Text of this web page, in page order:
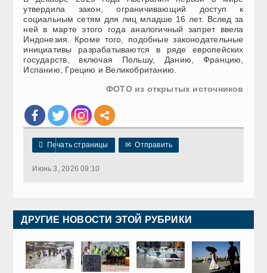
утвердила закон, ограничивающий доступ к
социальным сетям для лиц младше 16 лет. Вслед за
ней в марте этого года аналогичный запрет ввела
Индонезия. Кроме того, подобные законодательные
инициативы разрабатываются в ряде европейских
государств, включая Польшу, Данию, Францию,
Испанию, Грецию и Великобританию.
ФОТО из открытых источников
 Печать страницы ✉ Отправить
Июнь 3, 2026 09:10
ДРУГИЕ НОВОСТИ ЭТОЙ РУБРИКИ